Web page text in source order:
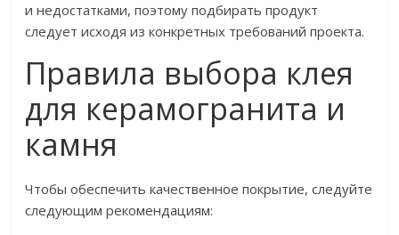
и недостатками, поэтому подбирать продукт
следует исходя из конкретных требований проекта.
Правила выбора клея
для керамогранита и
камня
Чтобы обеспечить качественное покрытие, следуйте
следующим рекомендациям: